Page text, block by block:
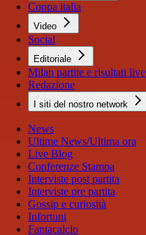
Coppa italia
Video
Social
Editoriale
Milan partite e risultati live
Redazione
I siti del nostro network
News
Ultime News/Ultima ora
Live Blog
Conferenze Stampa
Interviste post partita
Interviste pre partita
Gossip e curiosità
Infortuni
Fantacalcio